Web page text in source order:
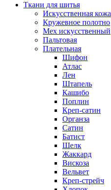
Ткани для шитья
Искусственная кожа
Кружевное полотно
Мех искусственный
Пальтовая
Плательная
Шифон
Атлас
Лен
Штапель
Кашибо
Поплин
Креп-сатин
Органза
Сатин
Батист
Шелк
Жаккард
Вискоза
Вельвет
Креп-стрейч